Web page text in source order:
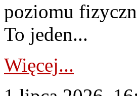
poziomu
To jeden...
Więcej...